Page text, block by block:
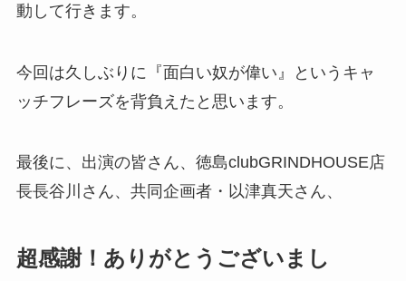
動して行きます。
今回は久しぶりに『面白い奴が偉い』というキャ
ッチフレーズを背負えたと思います。
最後に、出演の皆さん、徳島clubGRINDHOUSE店
長長谷川さん、共同企画者・以津真天さん、
超感謝！ありがとうございまし